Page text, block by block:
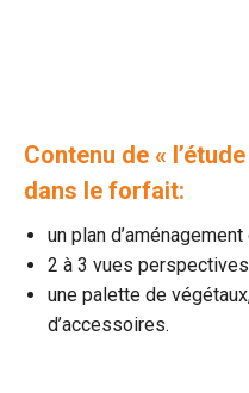
Contenu de «
dans le forfait:
un plan
2 à 3 vues
une palette de
d’accessoires.